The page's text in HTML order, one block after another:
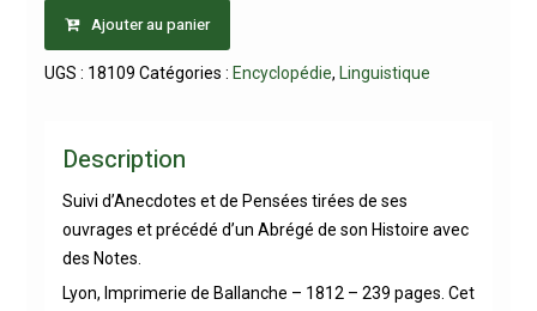
Ajouter au panier
UGS : 18109 Catégories : Encyclopédie, Linguistique
Description
Suivi d’Anecdotes et de Pensées tirées de ses
ouvrages et précédé d’un Abrégé de son Histoire avec
des Notes.
Lyon, Imprimerie de Ballanche – 1812 – 239 pages. Cet